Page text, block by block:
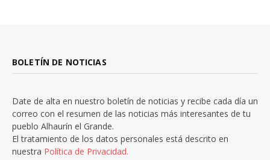
BOLETÍN DE NOTICIAS
Date de alta en nuestro boletín de noticias y recibe cada día un
correo con el resumen de las noticias más interesantes de tu
pueblo Alhaurín el Grande.
El tratamiento de los datos personales está descrito en
nuestra Política de Privacidad.